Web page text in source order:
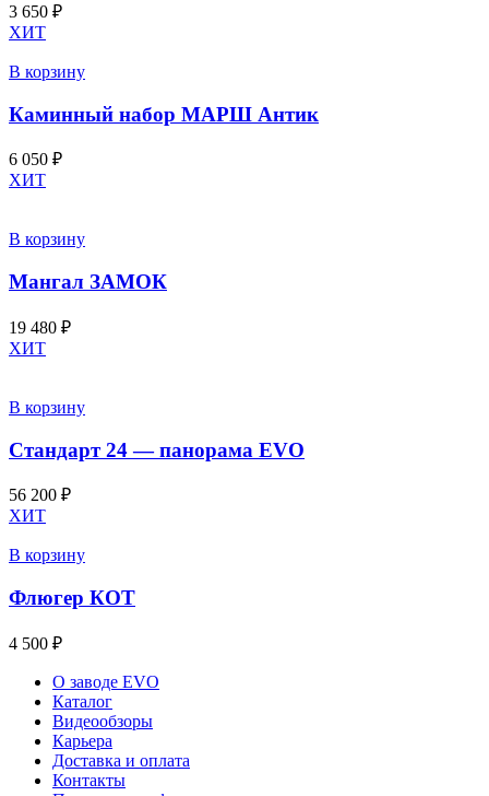
3 650 ₽
ХИТ
В корзину
Каминный набор МАРШ Антик
6 050 ₽
ХИТ
В корзину
Мангал ЗАМОК
19 480 ₽
ХИТ
В корзину
Стандарт 24 — панорама EVO
56 200 ₽
ХИТ
В корзину
Флюгер КОТ
4 500 ₽
О заводе EVO
Каталог
Видеообзоры
Карьера
Доставка и оплата
Контакты